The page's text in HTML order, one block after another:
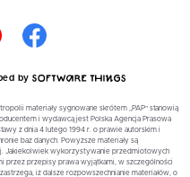
by
materiały sygnowane skrótem „PAP” stanowią
i wydawcą jest Polska Agencja Prasowa
z dnia 4 lutego 1994 r. o prawie autorskim i
baz danych. Powyższe materiały są
Jakiekolwiek wykorzystywanie przedmiotowych
przez przepisy prawa wyjątkami, w szczególności
iż dalsze rozpowszechnianie materiałów, o